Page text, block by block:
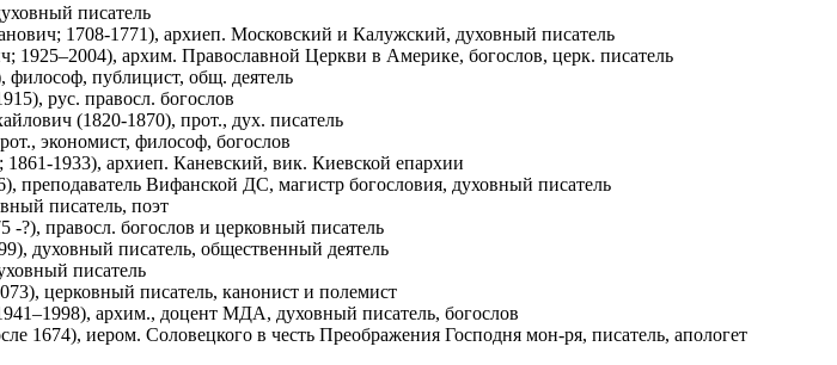
писатель
1708-1771), архиеп. Московский и Калужский, духовный писатель
1925–2004), архим. Православной Церкви в Америке, богослов, церк. писатель
публицист, общ. деятель
рус. правосл. богослов
(1820-1870), прот., дух. писатель
экономист, философ, богослов
1933), архиеп. Каневский, вик. Киевской епархии
преподаватель Вифанской ДС, магистр богословия, духовный писатель
писатель, поэт
-?), правосл. богослов и церковный писатель
духовный писатель, общественный деятель
писатель
церковный писатель, канонист и полемист
архим., доцент МДА, духовный писатель, богослов
1674), иером. Соловецкого в честь Преображения Господня мон-ря, писатель, апологет